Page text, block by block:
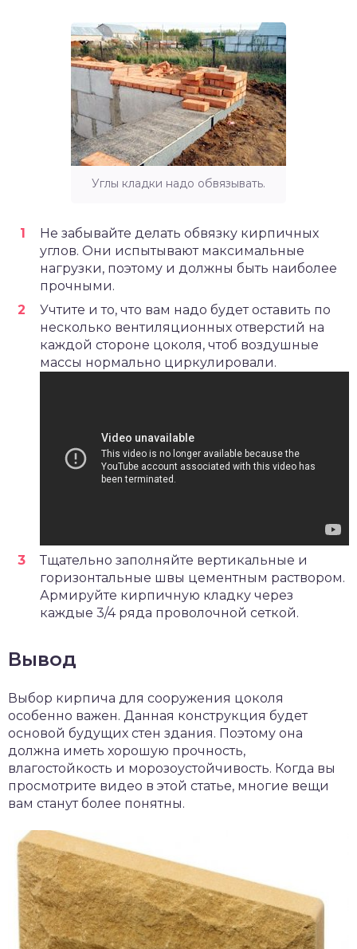
Углы кладки надо обвязывать.
Не забывайте делать обвязку кирпичных
углов. Они испытывают максимальные
нагрузки, поэтому и должны быть наиболее
прочными.
Учтите и то, что вам надо будет оставить по
несколько вентиляционных отверстий на
каждой стороне цоколя, чтоб воздушные
массы нормально циркулировали.
Тщательно заполняйте вертикальные и
горизонтальные швы цементным раствором.
Армируйте кирпичную кладку через
каждые 3/4 ряда проволочной сеткой.
Вывод
Выбор кирпича для сооружения цоколя
особенно важен. Данная конструкция будет
основой будущих стен здания. Поэтому она
должна иметь хорошую прочность,
влагостойкость и морозоустойчивость. Когда вы
просмотрите видео в этой статье, многие вещи
вам станут более понятны.